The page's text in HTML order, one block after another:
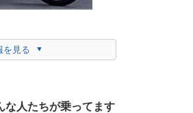
を見る
な人たちが乗ってます